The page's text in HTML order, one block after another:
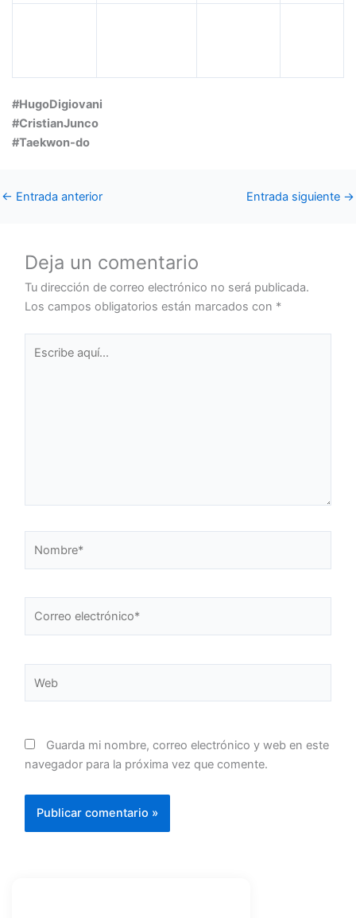
#HugoDigiovani
#CristianJunco
#Taekwon-do
← Entrada anterior Entrada siguiente →
Deja un comentario
Tu dirección de correo electrónico no será publicada.
Los campos obligatorios están marcados con *
aquí...
electrónico*
Guarda mi nombre, correo electrónico y web en este
navegador para la próxima vez que comente.